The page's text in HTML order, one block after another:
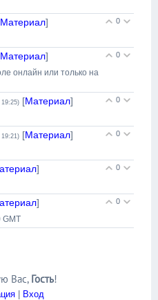
0
Материал]
0
Материал]
онлайн или только на
0
19:25) [Материал]
0
19:21) [Материал]
0
]
0
]
GMT
Вас, Гость!
| Вход